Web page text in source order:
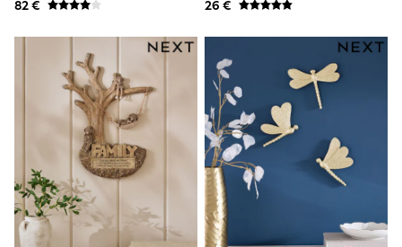
Knitwear
Sets & Outfits
Tops
Nightwear & Pyjamas
Jumpsuits & Playsuits
Jeans
Shirts & Blouses
Swimwear
Sportswear
Dungarees
Multipacks
All Holiday Shop
Tops
82 € 26 €